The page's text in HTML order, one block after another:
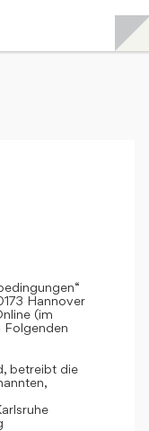
Hannover
(im
Folgenden
betreibt die